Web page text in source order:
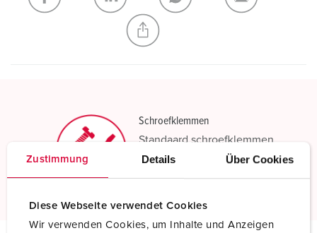
Zustimmung Details Über Cookies
Diese Webseite verwendet Cookies
Wir verwenden Cookies, um Inhalte und Anzeigen
NIEUW LIJST MAKEN
Schroefklemmen
Standaard schroefklemmen